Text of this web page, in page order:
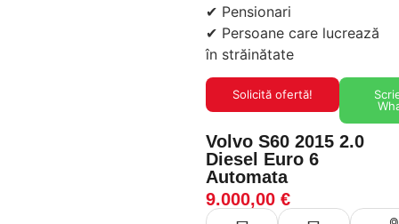
Volvo S60 2015 2.0
Diesel Euro 6
Automata
9.000,00€
✔ Pensionari
✔ Persoane care lucrează
în străinătate
Solicită ofertă!